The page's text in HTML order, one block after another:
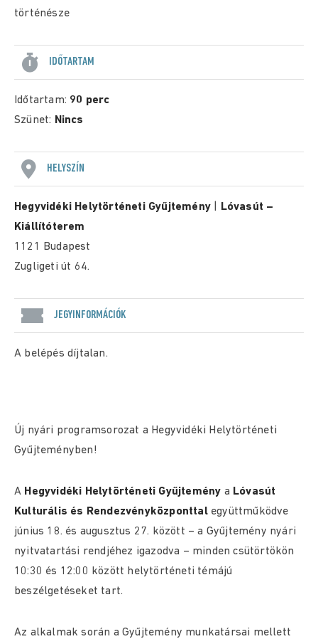
történésze
IDŐTARTAM
Időtartam: 90 perc
Szünet: Nincs
HELYSZÍN
Hegyvidéki Helytörténeti Gyűjtemény
Lóvasút –
Kiállítóterem
1121 Budapest
Zugligeti út 64.
JEGYINFORMÁCIÓK
A belépés díjtalan.
Új nyári programsorozat a Hegyvidéki Helytörténeti
Gyűjteményben!
A Hegyvidéki Helytörténeti Gyűjtemény a Lóvasút
Kulturális és Rendezvényközponttalegyüttműködve
június 18. és augusztus 27. között – a Gyűjtemény nyári
nyitvatartási rendjéhez igazodva – minden csütörtökön
10:30 és 12:00 között helytörténeti témájú
beszélgetéseket tart.
Az alkalmak során a Gyűjtemény munkatársai mellett